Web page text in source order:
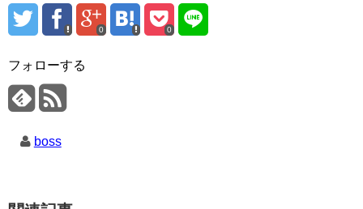
0 0
フォローする
boss